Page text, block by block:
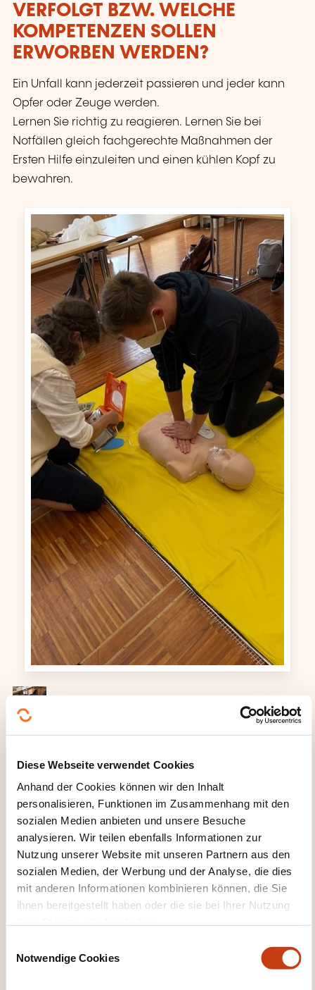
Diese Webseite verwendet Cookies
Anhand der Cookies können wir den Inhalt
personalisieren, Funktionen im Zusammenhang mit den
sozialen Medien anbieten und unsere Besuche
analysieren. Wir teilen ebenfalls Informationen zur
Nutzung unserer Website mit unseren Partnern aus den
sozialen Medien, der Werbung und der Analyse, die dies
mit anderen Informationen kombinieren können, die Sie
ihnen bereitgestellt haben oder die sie bei Ihrer Nutzung
Notwendige Cookies
VERFOLGT BZW. WELCHE
KOMPETENZEN SOLLEN
ERWORBEN WERDEN?
Ein Unfall kann jederzeit passieren und jeder kann
Opfer oder Zeuge werden.
Lernen Sie richtig zu reagieren. Lernen Sie bei
Notfällen gleich fachgerechte Maßnahmen der
Ersten Hilfe einzuleiten und einen kühlen Kopf zu
bewahren.
WEITERBILDUNG AUS?
Die Teilnehmer lernen:
das sichere Vorgehen am Unfallort
einen standardisierten Notruf abzusetzen
die Erstversorgung von medizinischen und
traumatologischen Notfällen